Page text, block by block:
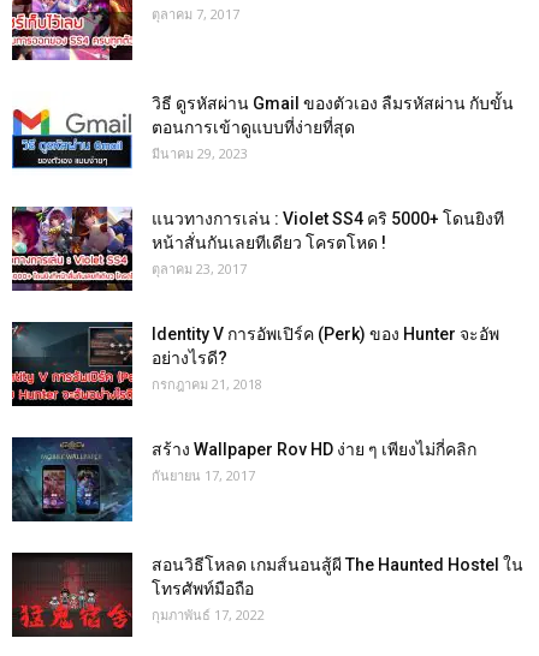
ตุลาคม 7, 2017
วิธี ดูรหัสผ่าน Gmail ของตัวเอง ลืมรหัสผ่าน กับขั้น
ตอนการเข้าดูแบบที่ง่ายที่สุด
มีนาคม 29, 2023
แนวทางการเล่น : Violet SS4 คริ 5000+ โดนยิงที
หน้าสั่นกันเลยทีเดียว โครตโหด !
ตุลาคม 23, 2017
Identity V การอัพเปิร์ค (Perk) ของ Hunter จะอัพ
อย่างไรดี?
กรกฎาคม 21, 2018
สร้าง Wallpaper Rov HD ง่าย ๆ เพียงไม่กี่คลิก
กันยายน 17, 2017
สอนวิธีโหลด เกมส์นอนสู้ผี The Haunted Hostel ใน
โทรศัพท์มือถือ
กุมภาพันธ์ 17, 2022